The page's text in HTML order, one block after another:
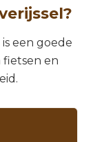
een goede
fietsen en